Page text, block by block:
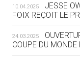
«
CRÉER
03.08 —
10.04.2025
JESSE
FOIX REÇOIT LE
24.03.2025
COUPE DU